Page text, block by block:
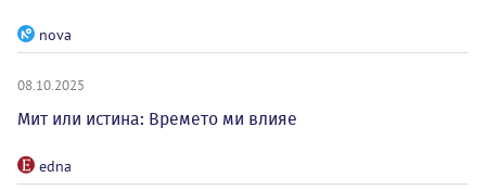
nova
08.10.2025
Мит или истина: Времето ми влияе
edna